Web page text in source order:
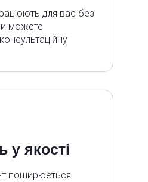
для вас без
можете
у якості
поширюється